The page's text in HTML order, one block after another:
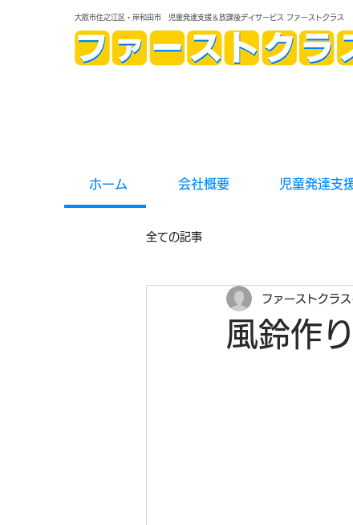
大阪市住之江区・岸和田市 児童発達支援＆放課後デイサービス ファーストクラス
ホーム 会社概要 児童発達支
全ての記事
風鈴作
ファーストクラス